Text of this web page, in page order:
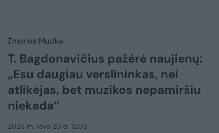
Žmonės Muzika
T. Bagdonavičius pažėrė naujienų:
„Esu daugiau verslininkas, nei
atlikėjas, bet muzikos nepamiršiu
niekada“
2025 m. kovo 20 d. 12:03